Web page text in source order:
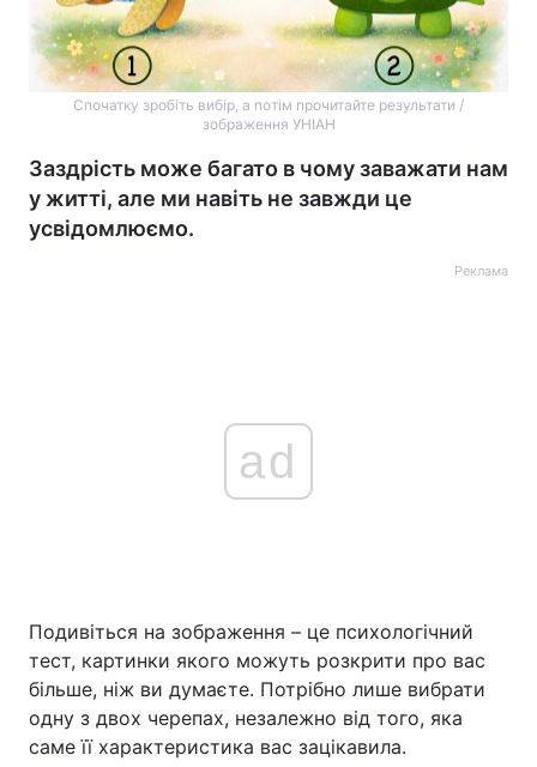
Спочатку зробіть вибір, а потім прочитайте результати /
зображення УНІАН
Заздрість може багато в чому заважати нам
у житті, але ми навіть не завжди це
усвідомлюємо.
Реклама
ad
Подивіться на зображення – це психологічний
тест, картинки якого можуть розкрити про вас
більше, ніж ви думаєте. Потрібно лише вибрати
одну з двох черепах, незалежно від того, яка
саме її характеристика вас зацікавила.